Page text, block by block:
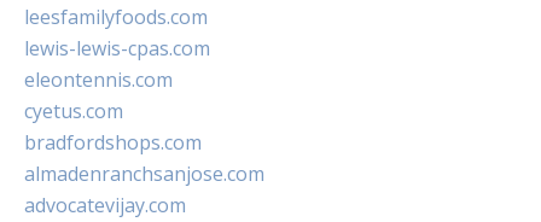
leesfamilyfoods.com
lewis-lewis-cpas.com
eleontennis.com
cyetus.com
bradfordshops.com
almadenranchsanjose.com
advocatevijay.com